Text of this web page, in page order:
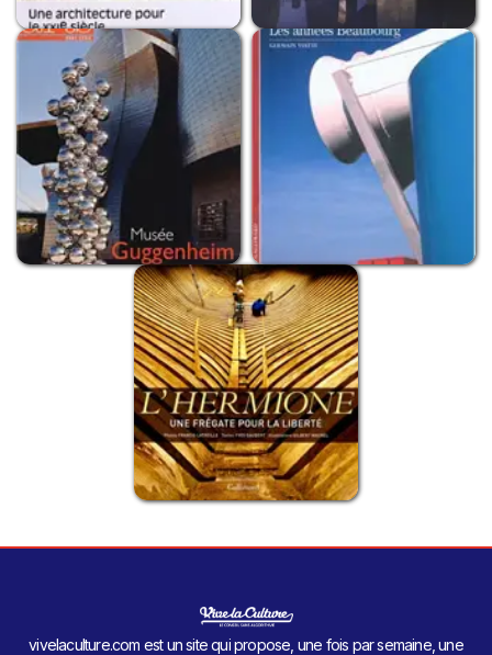
vivelaculture.com est un site qui propose, une fois par semaine, une